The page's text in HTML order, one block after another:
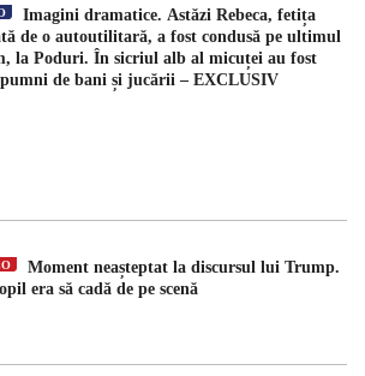
Imagini dramatice. Astăzi Rebeca, fetița
de o autoutilitară, a fost condusă pe ultimul
la Poduri. În sicriul alb al micuței au fost
de bani și jucării – EXCLUSIV
Moment neașteptat la discursul lui Trump.
era să cadă de pe scenă